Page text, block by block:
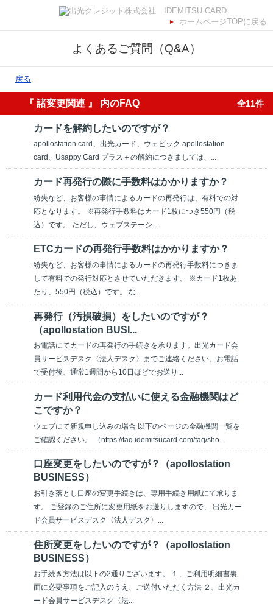
ホームページTOPに戻る
よくあるご質問（Q&A）
戻る
『 諸変更関連 』 内のFAQ 全11件
カードを解約したいのですが？
apollostation card、出光カード、ウェビック apollostation
card、Usappy Card プラス＋の解約につきましては、...
カード再発行の際に手数料はかかりますか？
紛失など、お客様の事情によるカードの再発行は、有料での対
応となります。 ※再発行手数料はカード1枚につき550円（税
込）です。 ただし、ウェブステーシ...
ETCカードの再発行手数料はかかりますか？
紛失など、お客様の事情によるカードの再発行手数料につきま
して有料での発行対応とさせていただきます。 ※カード1枚あ
たり、550円（税込）です。 な...
再発行（汚損破損）をしたいのですが？
（apollostation BUSI...
お電話にてカードの再発行の手続きを承ります。出光カード会
員サービスデスク〈法人デスク〉までご連絡ください。お電話
で受付後、通常1週間から10日ほどでお送り...
カード利用代金の支払いに使える金融機関はど
こですか？
ウェブにて新規申し込みの場合 以下のページの金融機関一覧を
ご確認ください。 （https://faq.idemitsucard.com/faq/sho...
口座変更をしたいのですが？（apollostation
BUSINESS）
お引き落とし口座の変更手続きは、専用手続き用紙にて承りま
す。 ご登録のご住所に変更用紙をお送りしますので、 出光カー
ド会員サービスデスク〈法人デスク〉...
住所変更をしたいのですが？（apollostation
BUSINESS）
お手続き方法は以下の2通りございます。 １、ご利用明細書裏
面に必要事項をご記入のうえ、ご送付いただく方法 ２、出光カ
ード会員サービスデスク〈法...